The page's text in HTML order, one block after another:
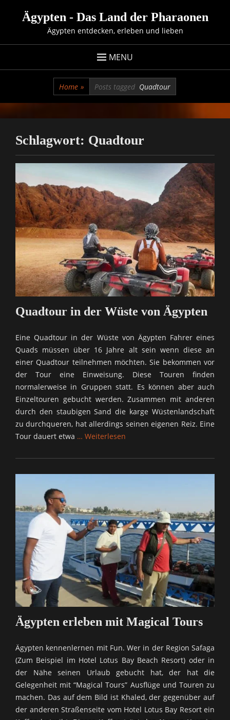
Ägypten - Das Land der Pharaonen
Ägypten entdecken, erleben und lieben
MENU
Home » Posts tagged Quadtour
Schlagwort: Quadtour
Quadtour in der Wüste von Ägypten
Eine Quadtour in der Wüste von Ägypten Fahrer eines
Quads müssen über 16 Jahre alt sein wenn diese an
einer Quadtour teilnehmen möchten. Sie bekommen vor
der Tour eine Einweisung. Diese Touren finden
normalerweise in Gruppen statt. Es können aber auch
Einzeltouren gebucht werden. Zusammen mit anderen
durch den staubigen Sand die karge Wüstenlandschaft
zu durchqueren, hat allerdings seinen eigenen Reiz. Eine
Tour dauert etwa … Weiterlesen
Ägypten erleben mit Magical Tours
Ägypten kennenlernen mit Fun. Wer in der Region Safaga
(Zum Beispiel im Hotel Lotus Bay Beach Resort) oder in
der Nähe seinen Urlaub gebucht hat, der hat die
Gelegenheit mit “Magical Tours” Ausflüge und Touren zu
machen. Das auf dem Bild ist Khaled, der gegenüber auf
der anderen Straßenseite vom Hotel Lotus Bay Resort ein